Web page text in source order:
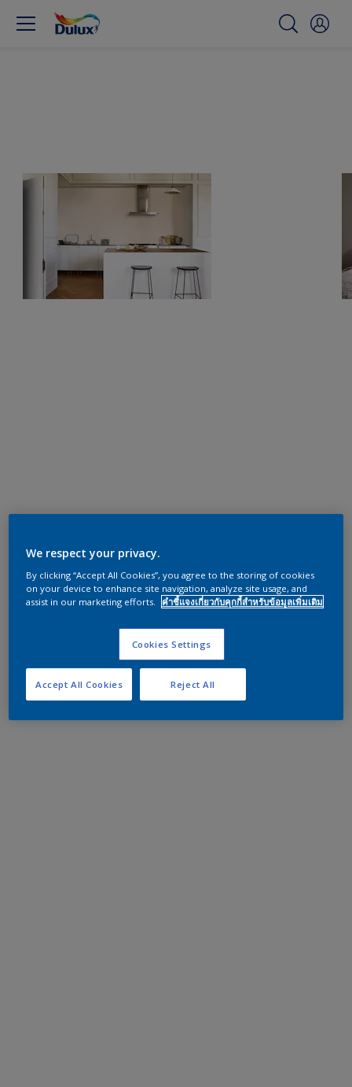
We respect your privacy.
By clicking “Accept All Cookies”, you agree to the storing of cookies
on your device to enhance site navigation, analyze site usage, and
assist in our marketing efforts.
คำชี้แจงเกี่ยวกับคุกกี้สำหรับข้อมูลเพิ่มเติม
Cookies Settings
Reject All
Accept All Cookies